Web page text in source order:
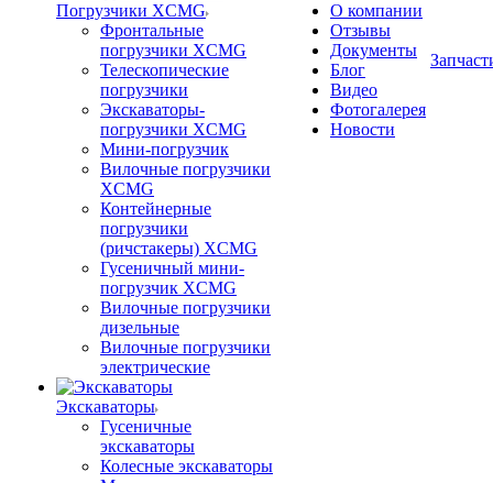
Погрузчики XCMG
Фронтальные
погрузчики XCMG
Телескопические
погрузчики
Экскаваторы-
погрузчики XCMG
Мини-погрузчик
Вилочные погрузчики
XCMG
Контейнерные
погрузчики
(ричстакеры) XCMG
Гусеничный мини-
погрузчик XCMG
Вилочные погрузчики
дизельные
Вилочные погрузчики
электрические
Экскаваторы
Гусеничные
экскаваторы
Колесные экскаваторы
О компании
Отзывы
Документы
Блог
Видео
Фотогалерея
Новости